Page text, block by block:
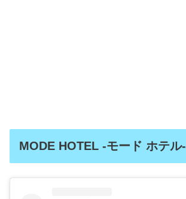
MODE HOTEL -モード ホテル-